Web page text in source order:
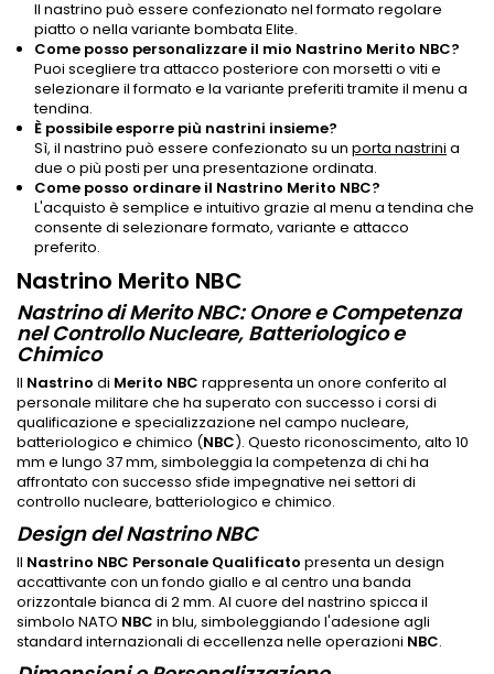
Il nastrino può essere confezionato nel formato regolare
piatto o nella variante bombata Elite.
Come posso personalizzare il mio Nastrino Merito NBC?
Puoi scegliere tra attacco posteriore con morsetti o viti e
selezionare il formato e la variante preferiti tramite il menu a
tendina.
È possibile esporre più nastrini insieme?
Sì, il nastrino può essere confezionato su un porta nastrini a
due o più posti per una presentazione ordinata.
Come posso ordinare il Nastrino Merito NBC?
L'acquisto è semplice e intuitivo grazie al menu a tendina che
consente di selezionare formato, variante e attacco
preferito.
Nastrino Merito NBC
Nastrino di Merito NBC: Onore e Competenza
nel Controllo Nucleare, Batteriologico e
Chimico
Il Nastrino di Merito NBC rappresenta un onore conferito al
personale militare che ha superato con successo i corsi di
qualificazione e specializzazione nel campo nucleare,
batteriologico e chimico (NBC). Questo riconoscimento, alto 10
mm e lungo 37 mm, simboleggia la competenza di chi ha
affrontato con successo sfide impegnative nei settori di
controllo nucleare, batteriologico e chimico.
Design del Nastrino NBC
Il Nastrino NBC Personale Qualificato presenta un design
accattivante con un fondo giallo e al centro una banda
orizzontale bianca di 2 mm. Al cuore del nastrino spicca il
simbolo NATO NBC in blu, simboleggiando l'adesione agli
standard internazionali di eccellenza nelle operazioni NBC.